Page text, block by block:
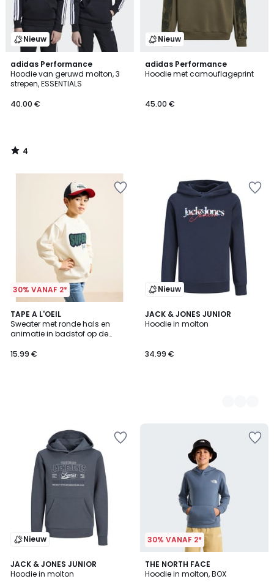
Nieuw
adidas Performance
Hoodie van geruwd molton, 3
strepen, ESSENTIALS
40.00 €
4
/
5
4
/
Nieuw
adidas Performance
Hoodie met camouflageprint
45.00 €
30% VANAF 2*
TAPE A L'OEIL
Sweater met ronde hals en
animatie in badstof op de
15.99 €
Nieuw
JACK & JONES JUNIOR
Hoodie in molton
34.99 €
3
Kleuren
Nieuw
JACK & JONES JUNIOR
Hoodie in molton
2
Kleuren
30% VANAF 2*
THE NORTH FACE
Hoodie in molton, BOX